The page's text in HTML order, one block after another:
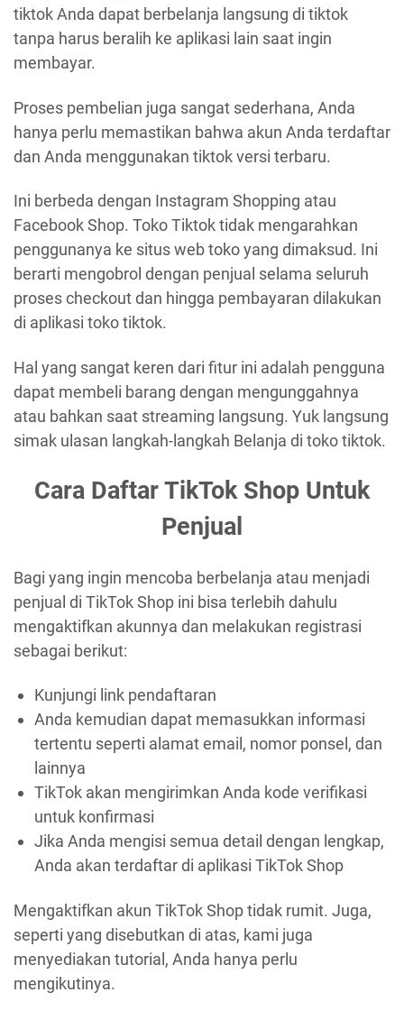
tiktok Anda dapat berbelanja langsung di tiktok
tanpa harus beralih ke aplikasi lain saat ingin
membayar.
Proses pembelian juga sangat sederhana, Anda
hanya perlu memastikan bahwa akun Anda terdaftar
dan Anda menggunakan tiktok versi terbaru.
Ini berbeda dengan Instagram Shopping atau
Facebook Shop. Toko Tiktok tidak mengarahkan
penggunanya ke situs web toko yang dimaksud. Ini
berarti mengobrol dengan penjual selama seluruh
proses checkout dan hingga pembayaran dilakukan
di aplikasi toko tiktok.
Hal yang sangat keren dari fitur ini adalah pengguna
dapat membeli barang dengan mengunggahnya
atau bahkan saat streaming langsung. Yuk langsung
simak ulasan langkah-langkah Belanja di toko tiktok.
Cara Daftar TikTok Shop Untuk
Penjual
Bagi yang ingin mencoba berbelanja atau menjadi
penjual di TikTok Shop ini bisa terlebih dahulu
mengaktifkan akunnya dan melakukan registrasi
sebagai berikut:
Kunjungi link pendaftaran
Anda kemudian dapat memasukkan informasi
tertentu seperti alamat email, nomor ponsel, dan
lainnya
TikTok akan mengirimkan Anda kode verifikasi
untuk konfirmasi
Jika Anda mengisi semua detail dengan lengkap,
Anda akan terdaftar di aplikasi TikTok Shop
Mengaktifkan akun TikTok Shop tidak rumit. Juga,
seperti yang disebutkan di atas, kami juga
menyediakan tutorial, Anda hanya perlu
mengikutinya.